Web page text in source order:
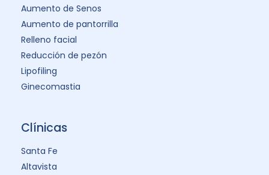
Aumento de Senos
Aumento de pantorrilla
Relleno facial
Reducción de pezón
Lipofiling
Ginecomastia
Clínicas
Santa Fe
Altavista